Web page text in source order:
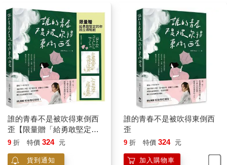
誰的青春不是被吹得東倒西
歪【限量贈「給勇敢堅定的
你」拍立得貼紙】
9 折 特價 324 元
貨到通知
誰的青春不是被吹得東倒西
歪
9 折 特價 324 元
加入購物車